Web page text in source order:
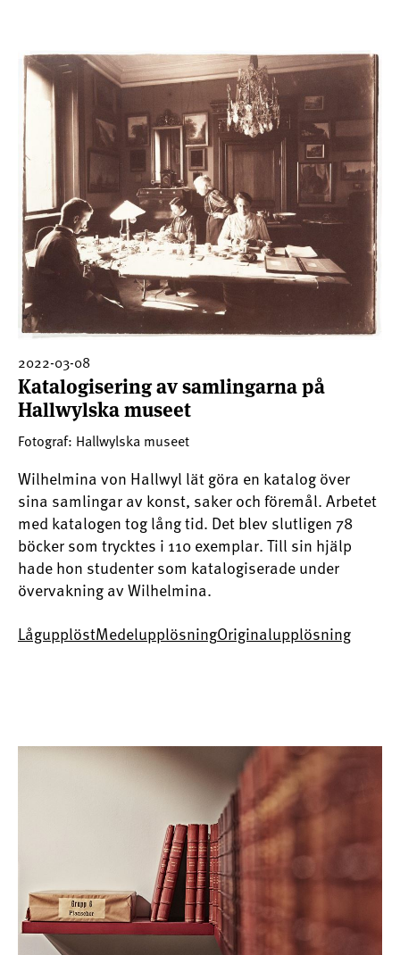
2022-03-08
Katalogisering av samlingarna på
Hallwylska museet
Fotograf: Hallwylska museet
Wilhelmina von Hallwyl lät göra en katalog över
sina samlingar av konst, saker och föremål. Arbetet
med katalogen tog lång tid. Det blev slutligen 78
böcker som trycktes i 110 exemplar. Till sin hjälp
hade hon studenter som katalogiserade under
övervakning av Wilhelmina.
LågupplöstMedelupplösningOriginalupplösning